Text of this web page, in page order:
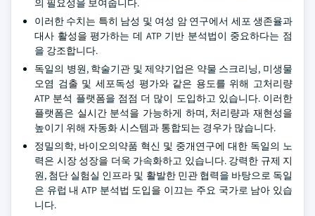
의 필요성을 보여줍니다.
이러한 수치는 특히 남성 및 여성 암 연구에서 세포 생존율과
대사 활성을 평가하는 데 ATP 기반 분석법이 중요하다는 점
을 강조합니다.
독일의 병원, 학술기관 및 제약기업은 약물 스크리닝, 미생물
오염 검출 및 세포독성 평가와 같은 용도를 위해 고처리량
ATP 분석 플랫폼을 점점 더 많이 도입하고 있습니다. 이러한
플랫폼은 실시간 분석을 가능하게 하며, 처리량과 재현성을
높이기 위해 자동화 시스템과 통합되는 경우가 많습니다.
정밀의학, 바이오의약품 혁신 및 중개연구에 대한 독일의 노
력은 시장 성장을 더욱 가속화하고 있습니다. 강력한 규제 지
원, 첨단 실험실 인프라 및 활발한 민관 협력을 바탕으로 독일
은 유럽 내 ATP 분석법 도입을 이끄는 주요 국가로 남아 있습
니다.